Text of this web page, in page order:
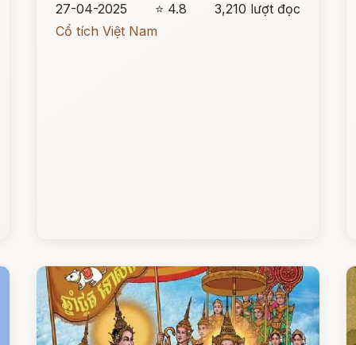
27-04-2025
⭐ 4.8
3,210 lượt đọc
Cổ tích Việt Nam